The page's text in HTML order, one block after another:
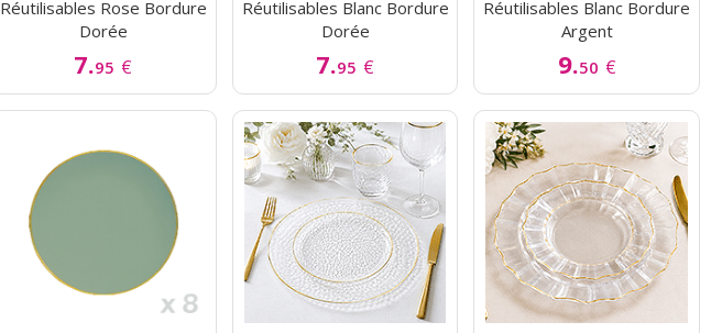
Réutilisables Rose Bordure
Dorée
7.95 €
Réutilisables Blanc Bordure
Dorée
7.95 €
Réutilisables Blanc Bordure
Argent
9.50 €